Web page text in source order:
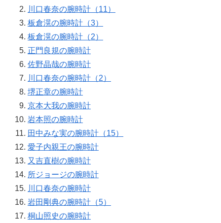
川口春奈の腕時計（11）
板倉滉の腕時計（3）
板倉滉の腕時計（2）
正門良規の腕時計
佐野晶哉の腕時計
川口春奈の腕時計（2）
堺正章の腕時計
京本大我の腕時計
岩本照の腕時計
田中みな実の腕時計（15）
愛子内親王の腕時計
又吉直樹の腕時計
所ジョージの腕時計
川口春奈の腕時計
岩田剛典の腕時計（5）
桐山照史の腕時計